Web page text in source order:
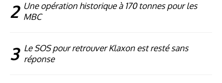
2 Une opération historique à 170 tonnes pour les
MBC
3 Le SOS pour retrouver Klaxon est resté sans
réponse